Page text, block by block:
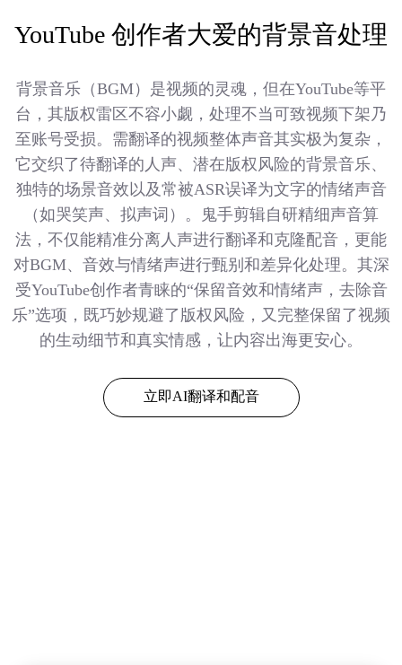
YouTube 创作者大爱的背景音处理
背景音乐（BGM）是视频的灵魂，但在YouTube等平
台，其版权雷区不容小觑，处理不当可致视频下架乃
至账号受损。需翻译的视频整体声音其实极为复杂，
它交织了待翻译的人声、潜在版权风险的背景音乐、
独特的场景音效以及常被ASR误译为文字的情绪声音
（如哭笑声、拟声词）。鬼手剪辑自研精细声音算
法，不仅能精准分离人声进行翻译和克隆配音，更能
对BGM、音效与情绪声进行甄别和差异化处理。其深
受YouTube创作者青睐的“保留音效和情绪声，去除音
乐”选项，既巧妙规避了版权风险，又完整保留了视频
的生动细节和真实情感，让内容出海更安心。
立即AI翻译和配音